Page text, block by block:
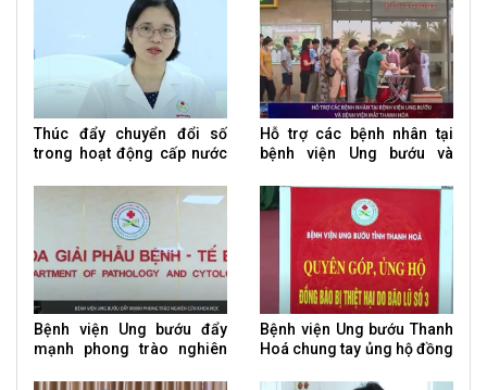
Thúc đẩy chuyển đổi số
trong hoạt động cấp nước
Hỗ trợ các bệnh nhân tại
bệnh viện Ung bướu và
Bệnh viện Ung bướu đẩy
mạnh phong trào nghiên
Bệnh viện Ung bướu Thanh
Hoá chung tay ủng hộ đồng